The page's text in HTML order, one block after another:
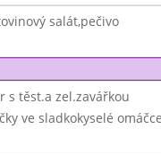
salát,pečivo
s těst.a zel.zavářkou
ve sladkokyselé